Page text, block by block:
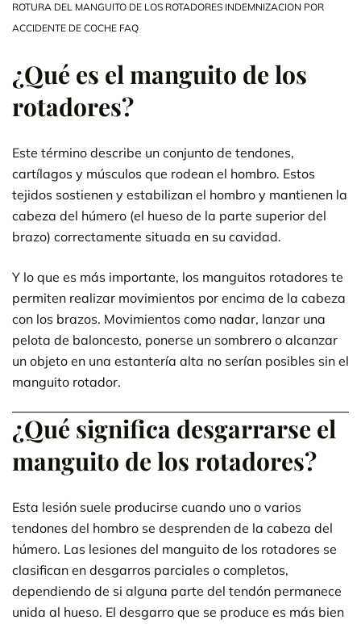
ROTURA DEL MANGUITO DE LOS ROTADORES INDEMNIZACION POR
ACCIDENTE DE COCHE FAQ
¿Qué es el manguito de los
rotadores?
Este término describe un conjunto de tendones,
cartílagos y músculos que rodean el hombro. Estos
tejidos sostienen y estabilizan el hombro y mantienen la
cabeza del húmero (el hueso de la parte superior del
brazo) correctamente situada en su cavidad.
Y lo que es más importante, los manguitos rotadores te
permiten realizar movimientos por encima de la cabeza
con los brazos. Movimientos como nadar, lanzar una
pelota de baloncesto, ponerse un sombrero o alcanzar
un objeto en una estantería alta no serían posibles sin el
manguito rotador.
¿Qué significa desgarrarse el
manguito de los rotadores?
Esta lesión suele producirse cuando uno o varios
tendones del hombro se desprenden de la cabeza del
húmero. Las lesiones del manguito de los rotadores se
clasifican en desgarros parciales o completos,
dependiendo de si alguna parte del tendón permanece
unida al hueso. El desgarro que se produce es más bien